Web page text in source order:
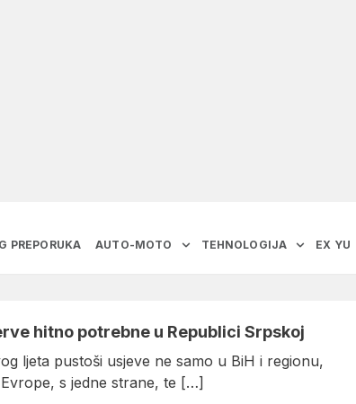
PREPORUKA AUTO-MOTO TEHNOLOGIJA EX YU
hitno potrebne u Republici Srpskoj
ljeta pustoši usjeve ne samo u BiH i regionu,
s jedne strane, te […]